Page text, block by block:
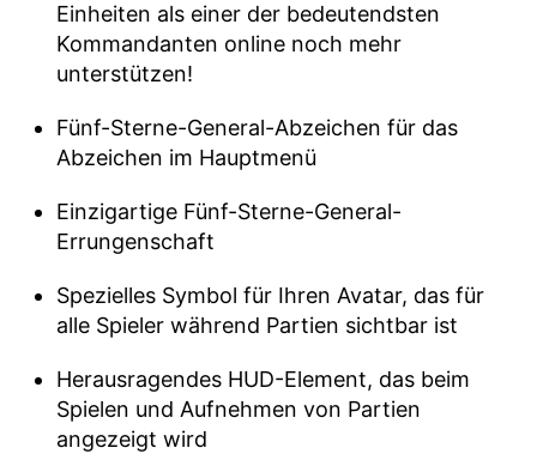
Einheiten als einer der bedeutendsten
Kommandanten online noch mehr
unterstützen!
Fünf-Sterne-General-Abzeichen für das
Abzeichen im Hauptmenü
Einzigartige Fünf-Sterne-General-
Errungenschaft
Spezielles Symbol für Ihren Avatar, das für
alle Spieler während Partien sichtbar ist
Herausragendes HUD-Element, das beim
Spielen und Aufnehmen von Partien
angezeigt wird